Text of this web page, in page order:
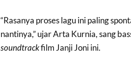
“Rasanya proses lagu ini paling
nantinya,” ujar Arta Kurnia, sang
soundtrackfilm Janji Joni ini.